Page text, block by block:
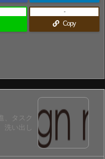
Copy
-
、タスク
洗い出し